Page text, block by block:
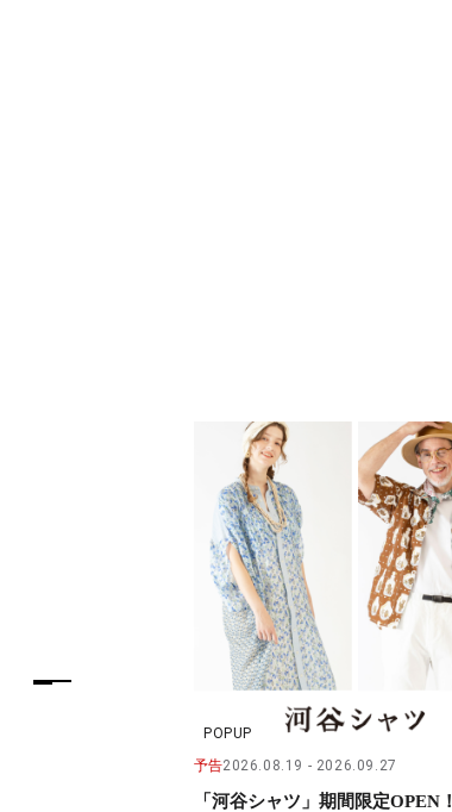
POPUP
予告2026.08.19 2026.09.27
「河谷シャツ」期間限定OPEN！